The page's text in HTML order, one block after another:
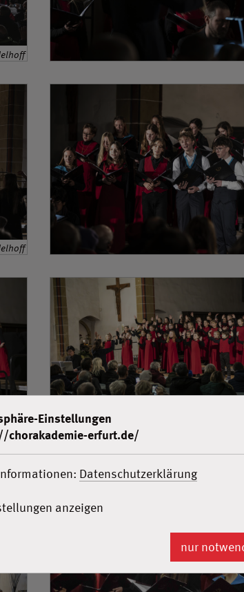
Einstellungen
chorakademie-erfurt.de/
Datenschutzerklärung
anzeigen
nur